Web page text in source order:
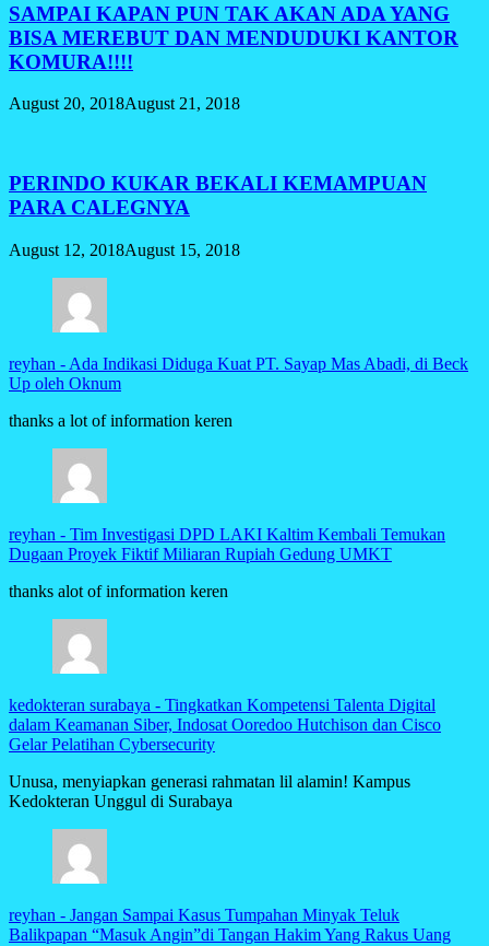
SAMPAI KAPAN PUN TAK AKAN ADA YANG
BISA MEREBUT DAN MENDUDUKI KANTOR
KOMURA!!!!
August 20, 2018August 21, 2018
PERINDO KUKAR BEKALI KEMAMPUAN
PARA CALEGNYA
August 12, 2018August 15, 2018
reyhan - Ada Indikasi Diduga Kuat PT. Sayap Mas Abadi, di Beck
Up oleh Oknum
thanks a lot of information keren
reyhan - Tim Investigasi DPD LAKI Kaltim Kembali Temukan
Dugaan Proyek Fiktif Miliaran Rupiah Gedung UMKT
thanks alot of information keren
kedokteran surabaya - Tingkatkan Kompetensi Talenta Digital
dalam Keamanan Siber, Indosat Ooredoo Hutchison dan Cisco
Gelar Pelatihan Cybersecurity
Unusa, menyiapkan generasi rahmatan lil alamin! Kampus
Kedokteran Unggul di Surabaya
reyhan - Jangan Sampai Kasus Tumpahan Minyak Teluk
Balikpapan “Masuk Angin”di Tangan Hakim Yang Rakus Uang